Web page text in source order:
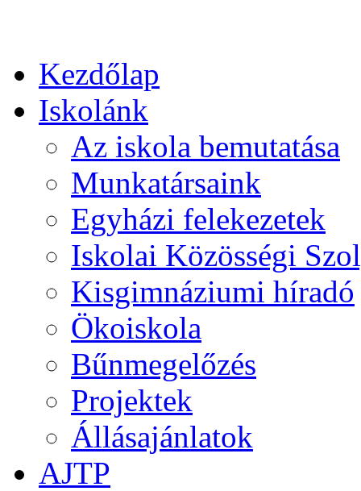
Kezdőlap
Iskolánk
Az iskola bemutatása
Munkatársaink
Egyházi felekezetek
Iskolai Közösségi
Kisgimnáziumi híradó
Ökoiskola
Bűnmegelőzés
Projektek
Állásajánlatok
AJTP